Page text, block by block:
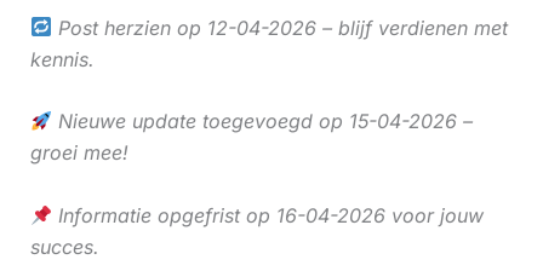
Post herzien op 12-04-2026 – blijf verdienen met
kennis.
Nieuwe update toegevoegd op 15-04-2026 –
groei mee!
Informatie opgefrist op 16-04-2026 voor jouw
succes.